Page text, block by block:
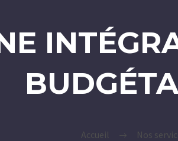
Accueil Nos